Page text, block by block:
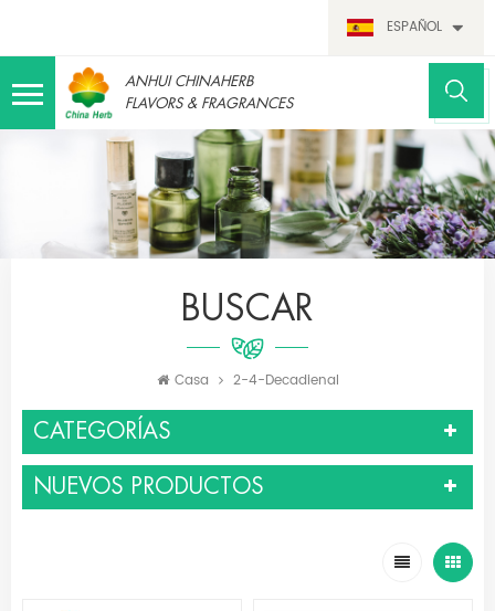
ESPAÑOL
ANHUI CHINAHERB
FLAVORS & FRAGRANCES
BUSCAR
Casa 2-4-Decadienal
CATEGORÍAS
NUEVOS PRODUCTOS